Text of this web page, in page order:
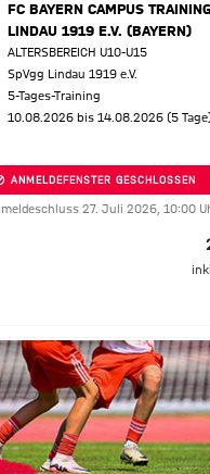
FC BAYERN CAMPUS
LINDAU 1919 E.V. (BAYERN)
ALTERSBEREICH U10-U15
SpVgg Lindau 1919 e.V.
5-Tages-Training
10.08.2026 bis 14.08.2026 (5
ANMELDEFENSTER GESCHLOSSEN
27. Juli 2026, 10:00